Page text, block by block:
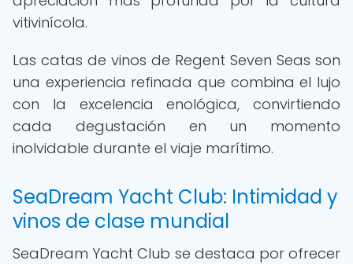
vitivinícola.
Las catas de vinos de Regent Seven Seas son
una experiencia refinada que combina el lujo
con la excelencia enológica, convirtiendo
cada degustación en un momento
inolvidable durante el viaje marítimo.
SeaDream Yacht Club: Intimidad y
vinos de clase mundial
SeaDream Yacht Club se destaca por ofrecer